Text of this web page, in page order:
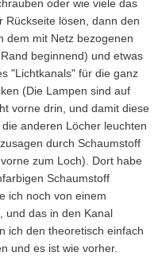
oder wie viele das
Rückseite lösen, dann den
dem mit Netz bezogenen
beginnend) und etwas
"Lichtkanals" für die ganz
(Die Lampen sind auf
vorne drin, und damit diese
anderen Löcher leuchten
durch Schaumstoff
zum Loch). Dort habe
Schaumstoff
ich noch von einem
und das in den Kanal
ich den theoretisch einfach
und es ist wie vorher.